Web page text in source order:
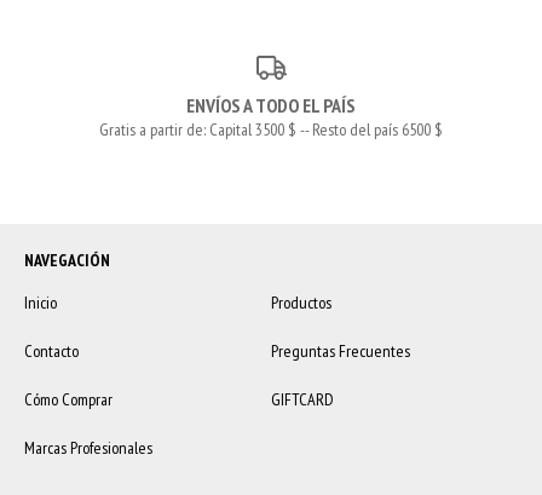
ENVÍOS A TODO EL PAÍS
Gratis a partir de: Capital 3500 $ -- Resto del país 6500 $
NAVEGACIÓN
Inicio
Productos
Contacto Preguntas Frecuentes
Cómo Comprar GIFTCARD
Marcas Profesionales